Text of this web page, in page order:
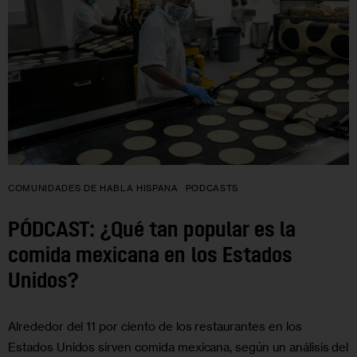
COMUNIDADES DE HABLA HISPANA PODCASTS
PÓDCAST: ¿Qué tan popular es la
comida mexicana en los Estados
Unidos?
Alrededor del 11 por ciento de los restaurantes en los
Estados Unidos sirven comida mexicana, según un análisis del